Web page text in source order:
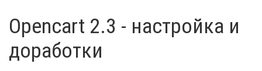
Opencart 2.3 - настройка и
доработки